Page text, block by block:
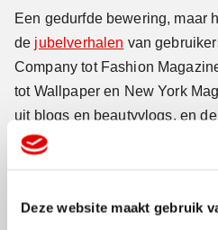
Deze website maakt gebruik
Een gedurfde bewering, maar
de jubelverhalen van
Company tot Fashion
tot Wallpaper en New York
uit blogs en beautyvlogs, en
enthousiaste gebruikers op